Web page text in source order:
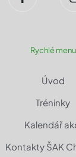
Rychlé menu
Úvod
Tréninky
Kalendář
Kontakty ŠAK